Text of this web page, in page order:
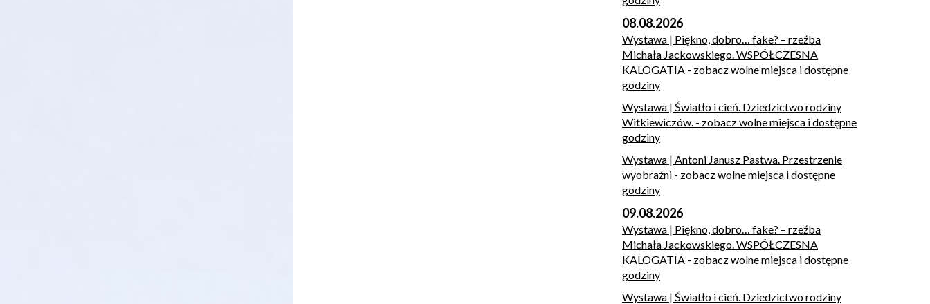
08.08.2026
Wystawa | Piękno, dobro… fake? – rzeźba
Michała Jackowskiego. WSPÓŁCZESNA
KALOGATIA - zobacz wolne miejsca i dostępne
godziny
Wystawa | Światło i cień. Dziedzictwo rodziny
Witkiewiczów. - zobacz wolne miejsca i dostępne
godziny
Wystawa | Antoni Janusz Pastwa. Przestrzenie
wyobraźni - zobacz wolne miejsca i dostępne
godziny
09.08.2026
Wystawa | Piękno, dobro… fake? – rzeźba
Michała Jackowskiego. WSPÓŁCZESNA
KALOGATIA - zobacz wolne miejsca i dostępne
godziny
Wystawa | Światło i cień. Dziedzictwo rodziny